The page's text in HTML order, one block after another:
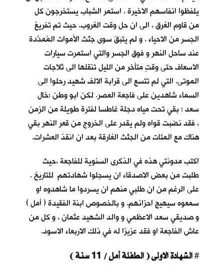
يلفظوا انفاسهم الاخيرة . استمر الشباب يستخرجون كل
من قاوم الغرق ، الى ان حل وقت الغروب. حيث تم تفريغ
الجسر من الاحياء . و لم يتبقَ سوى جثث الأموات المُمدَّدة
عند ساحل النهر و فوق الجسر والتي استمرت سيارات
الاسعاف حتى وقتٍ متأخر من الليل تنقلها الى ثلاجات
الموتى. التي لم تتسع الى قرابة الالف شهيد رحلوا الى
السماء شاهدين على فاجعة العصر. لكن ابو وطن ؛خال
سعد ؛ بقي تحت مياه دجلة غاطسا لفترة طويلة من الزمن
، فقد نضبت قواه ولم يقدر على الخروج من قعر النهر بقي
هناك مع المئات من الجثث الغارقة بعد ان انقذ العشرات.
اكتب مدونتي هذه في الذكرى السنوية للفاجعة ،حيث
طلبت من بعض الاصدقاء ان يسجلوا شهادتهم للتاريخ .
على الرغم من ان طلبي منهم ان يسردوا ما شاهدوه او
سمعوه سيهيج احزانهم. و بالخصوص ابنة الفقيدة ( أمل )
و صديقي سعد الاعظمي و والد الشهيد عثمان ، و كل من
عاش الفاجعة او فقد عزيزا له في ذلك الاربعاء الاسود.
#